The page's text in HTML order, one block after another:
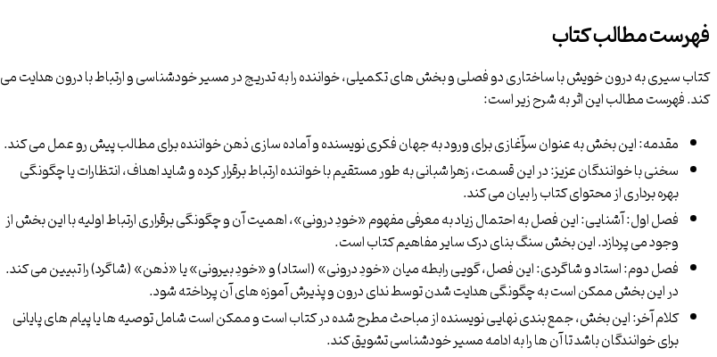
فهرست مطالب کتاب
کتاب سیری به درون خویش با ساختاری دو فصلی و بخش های تکمیلی، خواننده را به تدریج در مسیر خودشناسی و ارتباط با درون هدایت می
کند. فهرست مطالب این اثر به شرح زیر است:
مقدمه: این بخش به عنوان سرآغازی برای ورود به جهان فکری نویسنده و آماده سازی ذهن خواننده برای مطالب پیش رو عمل می کند.
سخنی با خوانندگان عزیز: در این قسمت، زهرا شبانی به طور مستقیم با خواننده ارتباط برقرار کرده و شاید اهداف، انتظارات یا چگونگی
بهره برداری از محتوای کتاب را بیان می کند.
فصل اول: آشنایی: این فصل به احتمال زیاد به معرفی مفهوم «خودِ درونی»، اهمیت آن و چگونگی برقراری ارتباط اولیه با این بخش از
وجود می پردازد. این بخش سنگ بنای درک سایر مفاهیم کتاب است.
فصل دوم: استاد و شاگردی: این فصل، گویی رابطه میان «خودِ درونی» (استاد) و «خودِ بیرونی» یا «ذهن» (شاگرد) را تبیین می کند.
در این بخش ممکن است به چگونگی هدایت شدن توسط ندای درون و پذیرش آموزه های آن پرداخته شود.
کلام آخر: این بخش، جمع بندی نهایی نویسنده از مباحث مطرح شده در کتاب است و ممکن است شامل توصیه ها یا پیام های پایانی
برای خوانندگان باشد تا آن ها را به ادامه مسیر خودشناسی تشویق کند.